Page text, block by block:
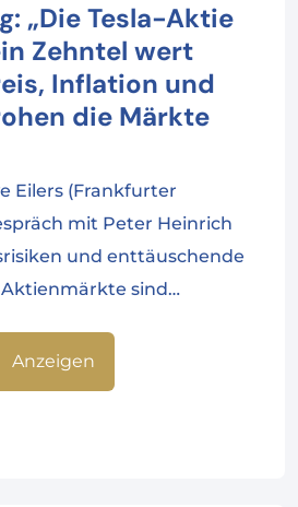
„Die Tesla-Aktie
Zehntel wert
Inflation und
die Märkte
Eilers (Frankfurter
mit Peter Heinrich
und enttäuschende
Aktienmärkte sind…
Anzeigen